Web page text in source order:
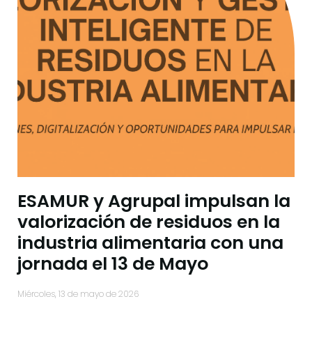
ESAMUR y Agrupal impulsan la
valorización de residuos en la
industria alimentaria con una
jornada el 13 de Mayo
miércoles, 13 de mayo de 2026